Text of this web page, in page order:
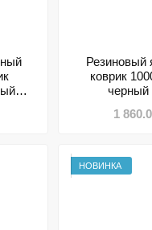
Резиновый
коврик
1
НОВИНКА